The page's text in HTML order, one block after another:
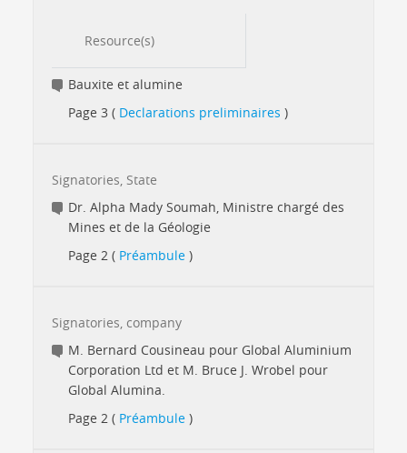
Resource(s)
Bauxite et alumine
Page 3 ( Declarations preliminaires )
Signatories, State
Dr. Alpha Mady Soumah, Ministre chargé des
Mines et de la Géologie
Page 2 ( Préambule )
Signatories, company
M. Bernard Cousineau pour Global Aluminium
Corporation Ltd et M. Bruce J. Wrobel pour
Global Alumina.
Page 2 ( Préambule )